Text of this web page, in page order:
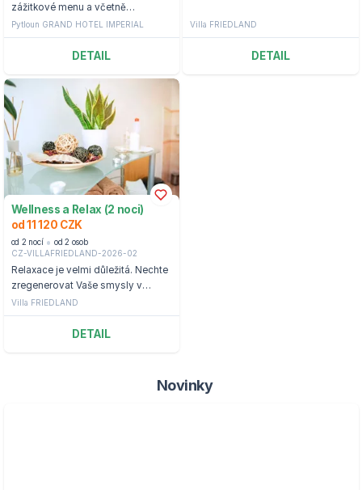
zážitkové menu a včetně
neomezené konzumace italského
vína
Pytloun GRAND HOTEL IMPERIAL
DETAIL
regionu. Zasloužíte si to.
Villa FRIEDLAND
DETAIL
Wellness a Relax (2 noci)
od 11 120 CZK
od 2 nocí
od 2 osob
CZ-VILLAFRIEDLAND-2026-02
Relaxace je velmi důležitá. Nechte
zregenerovat Vaše smysly v
Lázních Libverda.
Villa FRIEDLAND
DETAIL
Novinky